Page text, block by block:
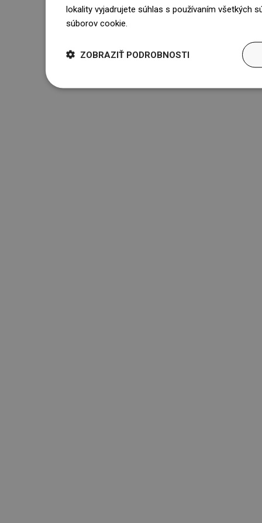
lokality vyjadrujete súhlas s používaním všetkých
súborov cookie.
ZOBRAZIŤ PODROBNOSTI